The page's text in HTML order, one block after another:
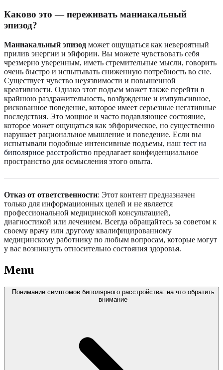
Каково это — переживать маниакальный
эпизод?
Маниакальный эпизод может ощущаться как невероятный
прилив энергии и эйфории. Вы можете чувствовать себя
чрезмерно уверенным, иметь стремительные мысли, говорить
очень быстро и испытывать сниженную потребность во сне.
Существует чувство неуязвимости и повышенной
креативности. Однако этот подъем может также перейти в
крайнюю раздражительность, возбуждение и импульсивное,
рискованное поведение, которое имеет серьезные негативные
последствия. Это мощное и часто подавляющее состояние,
которое может ощущаться как эйфорическое, но существенно
нарушает рациональное мышление и поведение. Если вы
испытывали подобные интенсивные подъемы, наш тест на
биполярное расстройство предлагает конфиденциальное
пространство для осмысления этого опыта.
Отказ от ответственности: Этот контент предназначен
только для информационных целей и не является
профессиональной медицинской консультацией,
диагностикой или лечением. Всегда обращайтесь за советом к
своему врачу или другому квалифицированному
медицинскому работнику по любым вопросам, которые могут
у вас возникнуть относительно состояния здоровья.
Menu
Понимание симптомов биполярного расстройства: на что обратить
внимание